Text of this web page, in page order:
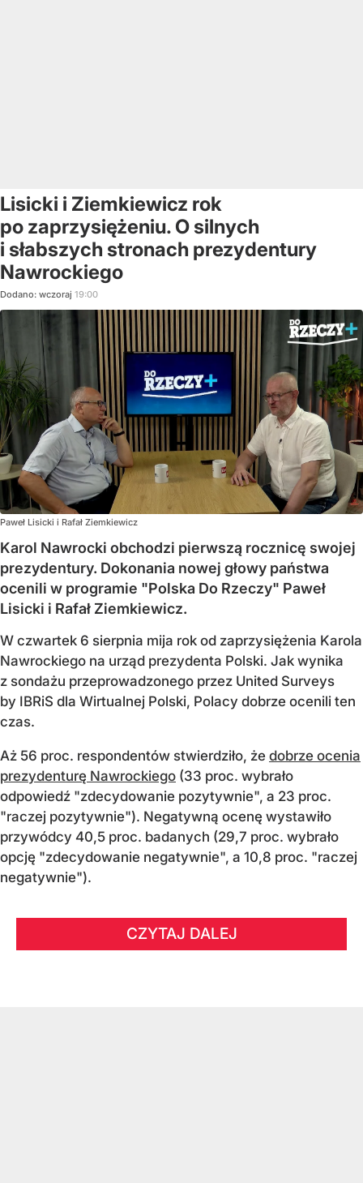
Lisicki i Ziemkiewicz rok
po zaprzysiężeniu. O silnych
i słabszych stronach prezydentury
Nawrockiego
Dodano: wczoraj 19:00
Paweł Lisicki i Rafał Ziemkiewicz
Karol Nawrocki obchodzi pierwszą rocznicę swojej
prezydentury. Dokonania nowej głowy państwa
ocenili w programie "Polska Do Rzeczy" Paweł
Lisicki i Rafał Ziemkiewicz.
W czwartek 6 sierpnia mija rok od zaprzysiężenia Karola
Nawrockiego na urząd prezydenta Polski. Jak wynika
z sondażu przeprowadzonego przez United Surveys
by IBRiS dla Wirtualnej Polski, Polacy dobrze ocenili ten
czas.
Aż 56 proc. respondentów stwierdziło, że dobrze ocenia
prezydenturę Nawrockiego (33 proc. wybrało
odpowiedź "zdecydowanie pozytywnie", a 23 proc.
"raczej pozytywnie"). Negatywną ocenę wystawiło
przywódcy 40,5 proc. badanych (29,7 proc. wybrało
opcję "zdecydowanie negatywnie", a 10,8 proc. "raczej
negatywnie").
CZYTAJ DALEJ